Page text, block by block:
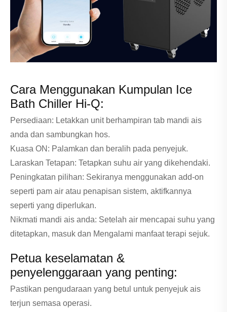
Cara Menggunakan Kumpulan Ice
Bath Chiller Hi-Q:
Persediaan: Letakkan unit berhampiran tab mandi ais
anda dan sambungkan hos.
Kuasa ON: Palamkan dan beralih pada penyejuk.
Laraskan Tetapan: Tetapkan suhu air yang dikehendaki.
Peningkatan pilihan: Sekiranya menggunakan add-on
seperti pam air atau penapisan sistem, aktifkannya
seperti yang diperlukan.
Nikmati mandi ais anda: Setelah air mencapai suhu yang
ditetapkan, masuk dan Mengalami manfaat terapi sejuk.
Petua keselamatan &
penyelenggaraan yang penting:
Pastikan pengudaraan yang betul untuk penyejuk ais
terjun semasa operasi.